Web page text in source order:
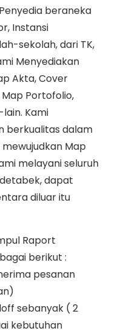
beraneka
Instansi
sekolah, dari TK,
Menyediakan
Akta, Cover
Map Portofolio,
Kami
berkualitas dalam
Map
melayani seluruh
dapat
diluar itu
Raport
berikut :
pesanan
sebanyak ( 2
kebutuhan